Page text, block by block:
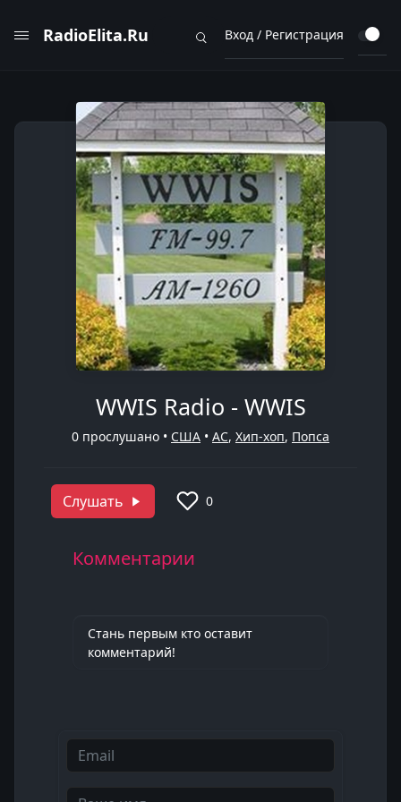
RadioElita.Ru Вход / Регистрация
WWIS Radio - WWIS
0 прослушано • США • AC, Хип-хоп, Попса
Слушать 0
Комментарии
Стань первым кто оставит
комментарий!